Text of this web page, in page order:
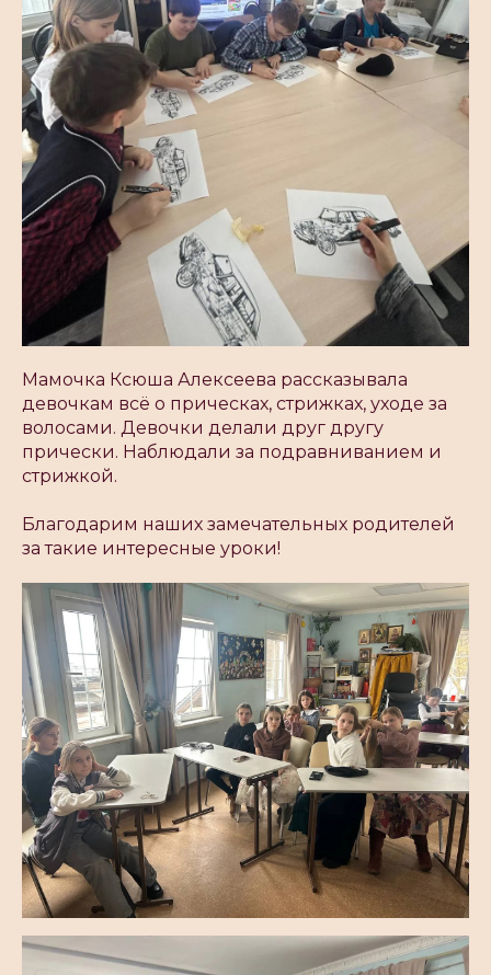
Мамочка Ксюша Алексеева рассказывала
девочкам всё о прическах, стрижках, уходе за
волосами. Девочки делали друг другу
прически. Наблюдали за подравниванием и
стрижкой.
Благодарим наших замечательных родителей
за такие интересные уроки!